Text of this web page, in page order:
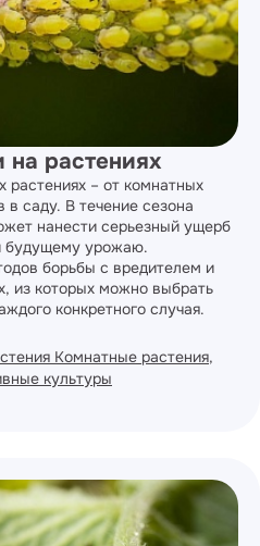
на растениях
– от комнатных
в саду. В течение сезона
нанести серьезный ущерб
будущему урожаю.
борьбы с вредителем и
из которых можно выбрать
конкретного случая.
Комнатные растения,
культуры